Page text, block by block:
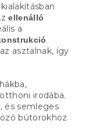
ellenálló
a
asztalnak, így
irodába.
és semleges
bútorokhoz